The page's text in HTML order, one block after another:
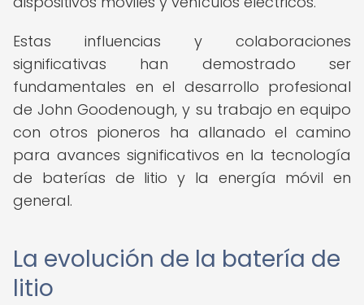
Estas influencias y colaboraciones
significativas han demostrado ser
fundamentales en el desarrollo profesional
de John Goodenough, y su trabajo en equipo
con otros pioneros ha allanado el camino
para avances significativos en la tecnología
de baterías de litio y la energía móvil en
general.
La evolución de la batería de
litio